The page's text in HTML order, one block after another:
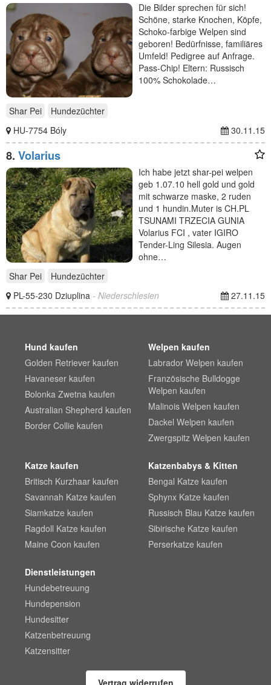
Die Bilder sprechen für sich!
Schöne, starke Knochen, Köpfe,
Schoko-farbige Welpen sind
geboren! Bedürfnisse, familiäres
Umfeld! Pedigree auf Anfrage.
Pass-Chip! Eltern: Russisch
100% Schokolade…
Shar Pei
Hundezüchter
HU-7754 Bóly
30.11.15
8. Volarius
Ich habe jetzt shar-pei welpen
geb 1.07.10 hell gold und gold
mit schwarze maske, 2 ruden
und 1 hundin.Muter is CH.PL
TSUNAMI TRZECIA GUNIA
Volarius FCI , vater IGIRO
Tender-Ling Silesia. Augen
ohne…
Shar Pei
Hundezüchter
PL-55-230 Dziuplina - Niederschlesien 27.11.15
Hund kaufen
Golden Retriever kaufen
Havaneser kaufen
Bolonka Zwetna kaufen
Australian Shepherd kaufen
Border Collie kaufen
Welpen kaufen
Labrador Welpen kaufen
Französische Bulldogge
Welpen kaufen
Malinois Welpen kaufen
Dackel Welpen kaufen
Zwergspitz Welpen kaufen
Katze kaufen
Britisch Kurzhaar kaufen
Savannah Katze kaufen
Siamkatze kaufen
Ragdoll Katze kaufen
Maine Coon kaufen
Katzenbabys & Kitten
Bengal Katze kaufen
Sphynx Katze kaufen
Russisch Blau Katze kaufen
Sibirische Katze kaufen
Perserkatze kaufen
Dienstleistungen
Hundebetreuung
Hundepension
Hundesitter
Katzenbetreuung
Katzensitter
Vertrag widerrufen